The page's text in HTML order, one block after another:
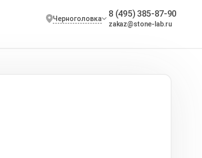
Черноголовка 8 (495) 385-87-90
zakaz@stone-lab.ru